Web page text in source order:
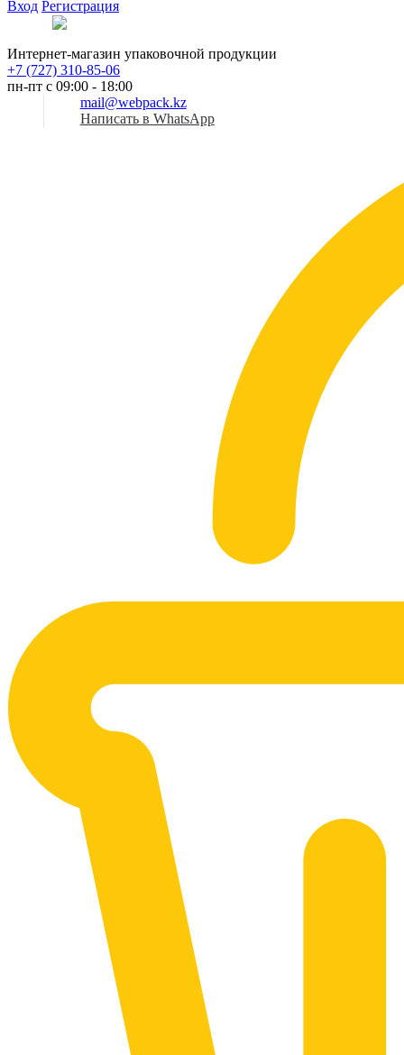
Вход Регистрация
Интернет-магазин упаковочной продукции
+7 (727) 310-85-06
пн-пт с 09:00 - 18:00
mail@webpack.kz
Написать в WhatsApp